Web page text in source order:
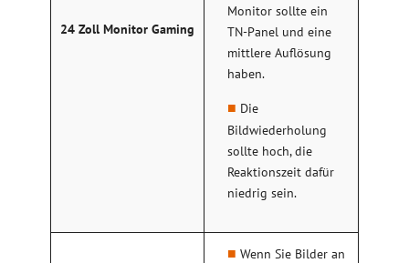
24 Zoll Monitor Gaming
Monitor sollte ein
TN-Panel und eine
mittlere Auflösung
haben.
Die
Bildwiederholung
sollte hoch, die
Reaktionszeit dafür
niedrig sein.
Wenn Sie Bilder an